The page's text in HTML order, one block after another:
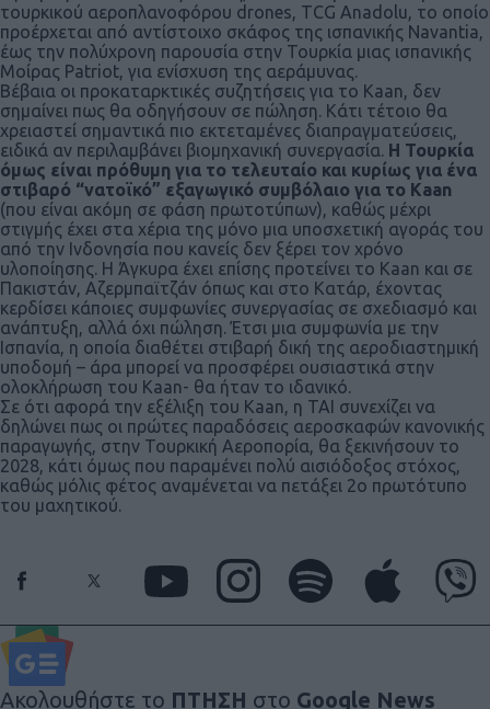
τουρκικού αεροπλανοφόρου drones, TCG Anadolu, το οποίο
προέρχεται από αντίστοιχο σκάφος της ισπανικής Navantia,
έως την πολύχρονη παρουσία στην Τουρκία μιας ισπανικής
Μοίρας Patriot, για ενίσχυση της αεράμυνας.
Βέβαια οι προκαταρκτικές συζητήσεις για το Kaan, δεν
σημαίνει πως θα οδηγήσουν σε πώληση. Κάτι τέτοιο θα
χρειαστεί σημαντικά πιο εκτεταμένες διαπραγματεύσεις,
ειδικά αν περιλαμβάνει βιομηχανική συνεργασία. Η Τουρκία
όμως είναι πρόθυμη για το τελευταίο και κυρίως για ένα
στιβαρό “νατοϊκό” εξαγωγικό συμβόλαιο για το Kaan
(που είναι ακόμη σε φάση πρωτοτύπων), καθώς μέχρι
στιγμής έχει στα χέρια της μόνο μια υποσχετική αγοράς του
από την Ινδονησία που κανείς δεν ξέρει τον χρόνο
υλοποίησης. Η Άγκυρα έχει επίσης προτείνει το Kaan και σε
Πακιστάν, Αζερμπαϊτζάν όπως και στο Κατάρ, έχοντας
κερδίσει κάποιες συμφωνίες συνεργασίας σε σχεδιασμό και
ανάπτυξη, αλλά όχι πώληση. Έτσι μια συμφωνία με την
Ισπανία, η οποία διαθέτει στιβαρή δική της αεροδιαστημική
υποδομή – άρα μπορεί να προσφέρει ουσιαστικά στην
ολοκλήρωση του Kaan- θα ήταν το ιδανικό.
Σε ότι αφορά την εξέλιξη του Kaan, η ΤΑΙ συνεχίζει να
δηλώνει πως οι πρώτες παραδόσεις αεροσκαφών κανονικής
παραγωγής, στην Τουρκική Αεροπορία, θα ξεκινήσουν το
2028, κάτι όμως που παραμένει πολύ αισιόδοξος στόχος,
καθώς μόλις φέτος αναμένεται να πετάξει 2ο πρωτότυπο
του μαχητικού.
Ακολουθήστε το ΠΤΗΣΗ στο Google News